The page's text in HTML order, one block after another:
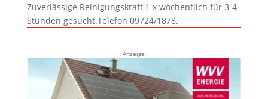
Zuverlässige Reinigungskraft 1 x wöchentlich für 3-4
Stunden gesucht.Telefon 09724/1878.
Anzeige